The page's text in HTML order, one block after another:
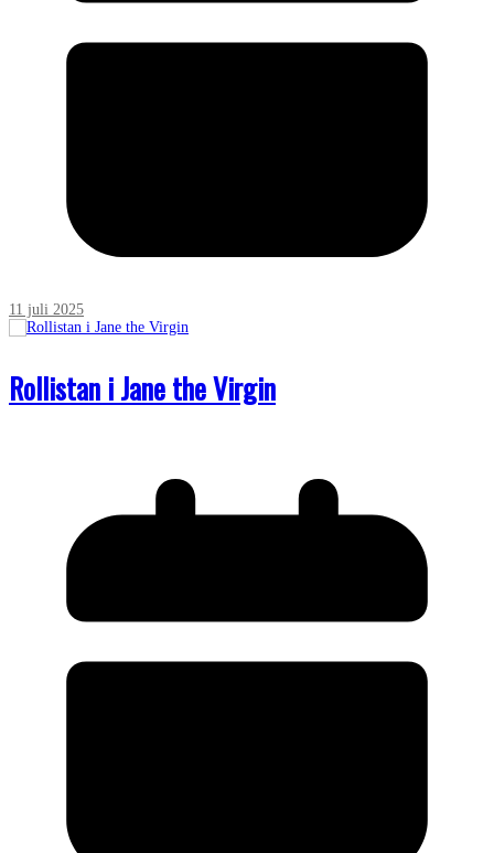
11 juli 2025
Rollistan i Jane the Virgin